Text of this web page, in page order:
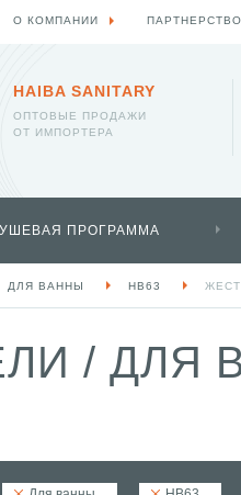
HAIBA SANITARY
ОПТОВЫЕ ПРОДАЖИ
ОТ ИМПОРТЕРА
ПРОГРАММА
ДЛЯ ВАННЫ HB63
/ ДЛЯ
О КОМПАНИИ ПАРТНЕРСТВО